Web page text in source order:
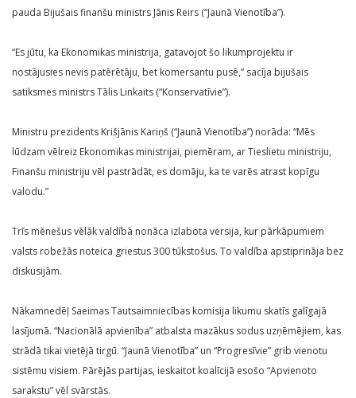
pauda Bijušais finanšu ministrs Jānis Reirs (“Jaunā Vienotība”).
“Es jūtu, ka Ekonomikas ministrija, gatavojot šo likumprojektu ir
nostājusies nevis patērētāju, bet komersantu pusē,” sacīja bijušais
satiksmes ministrs Tālis Linkaits (“Konservatīvie”).
Ministru prezidents Krišjānis Kariņš (“Jaunā Vienotība”) norāda: “Mēs
lūdzam vēlreiz Ekonomikas ministrijai, piemēram, ar Tieslietu ministriju,
Finanšu ministriju vēl pastrādāt, es domāju, ka te varēs atrast kopīgu
valodu.”
Trīs mēnešus vēlāk valdībā nonāca izlabota versija, kur pārkāpumiem
valsts robežās noteica griestus 300 tūkstošus. To valdība apstiprināja bez
diskusijām.
Nākamnedēļ Saeimas Tautsaimniecības komisija likumu skatīs galīgajā
lasījumā. “Nacionālā apvienība” atbalsta mazākus sodus uzņēmējiem, kas
strādā tikai vietējā tirgū. “Jaunā Vienotība” un “Progresīvie” grib vienotu
sistēmu visiem. Pārējās partijas, ieskaitot koalīcijā esošo “Apvienoto
sarakstu” vēl svārstās.